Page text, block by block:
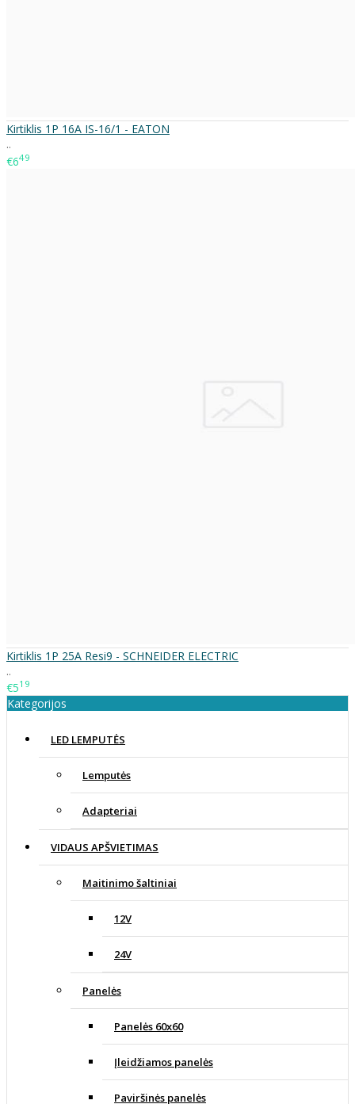
Kirtiklis 1P 16A IS-16/1 - EATON
..
€649
Kirtiklis 1P 25A Resi9 - SCHNEIDER ELECTRIC
..
€519
Kategorijos
LED LEMPUTĖS
Lemputės
Adapteriai
VIDAUS APŠVIETIMAS
Maitinimo šaltiniai
12V
24V
Panelės
Panelės 60x60
Įleidžiamos panelės
Paviršinės panelės